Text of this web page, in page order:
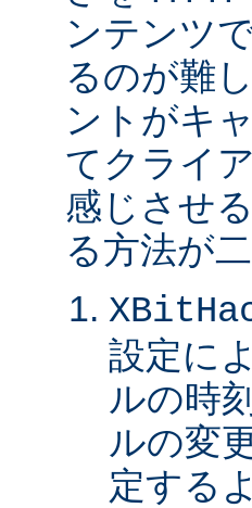
ンテンツ
るのが難
ントがキ
てクライ
感じさせ
る方法が
設定に
ルの時
ルの変
定する